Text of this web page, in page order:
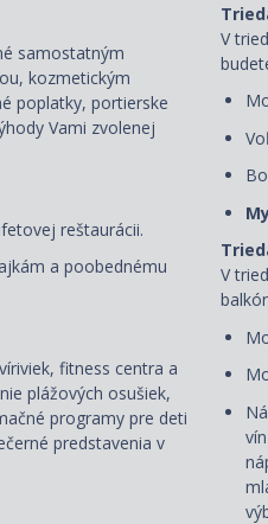
samostatným
kozmetickým
poplatky, portierske
Vami zvolenej
reštaurácii.
a poobednému
fitness centra a
plážových osušiek,
programy pre deti
predstavenia v
V
V